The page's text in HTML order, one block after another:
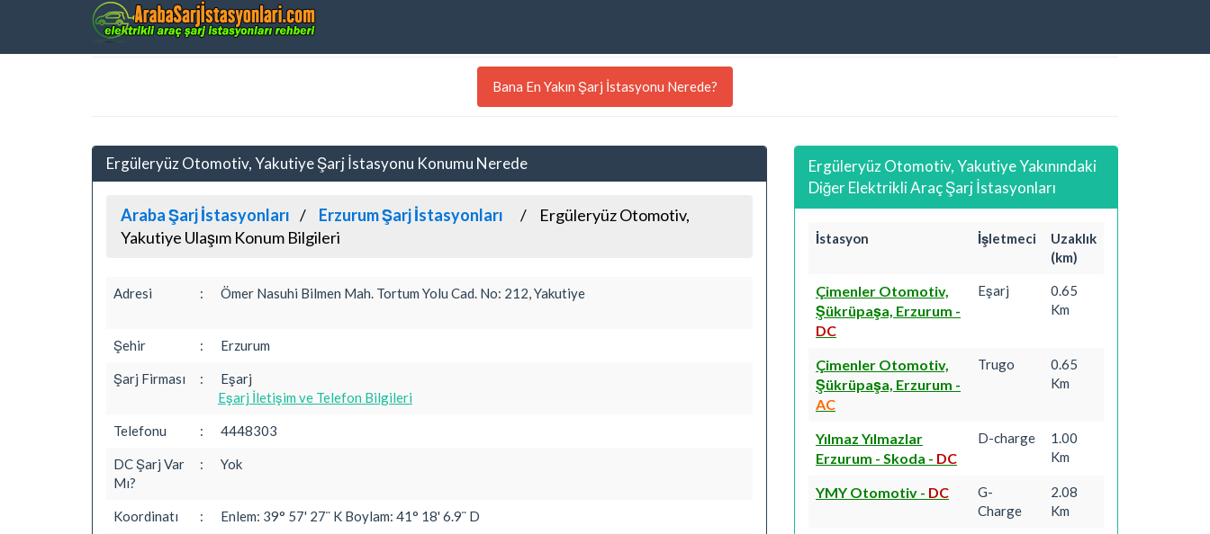
Bana En Yakın Şarj İstasyonu Nerede?
Ergüleryüz Otomotiv, Yakutiye Şarj İstasyonu Konumu Nerede
Araba Şarj İstasyonları Erzurum Şarj İstasyonları
Ergüleryüz Otomotiv,
Yakutiye Ulaşım Konum Bilgileri
Adresi : Ömer Nasuhi Bilmen Mah. Tortum Yolu Cad. No: 212, Yakutiye
Şehir : Erzurum
Şarj Firması :
Eşarj
Eşarj İletişim ve Telefon Bilgileri
Telefonu : 4448303
DC Şarj Var
Mı?
: Yok
Koordinatı : Enlem: 39° 57' 27¨ K Boylam: 41° 18' 6.9¨ D
Ergüleryüz Otomotiv, Yakutiye Yakınındaki
Diğer Elektrikli Araç Şarj İstasyonları
İstasyon İşletmeci
Uzaklık
(km)
Çimenler Otomotiv,
Şükrüpaşa, Erzurum -
DC
Eşarj
0.65
Km
Çimenler Otomotiv,
Şükrüpaşa, Erzurum -
AC
Trugo
0.65
Km
Yılmaz Yılmazlar
Erzurum - Skoda - DC
D-charge
1.00
Km
YMY Otomotiv - DC
G-
Charge
2.08
Km